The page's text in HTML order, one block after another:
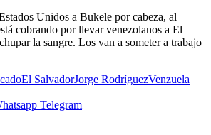
Unidos a Bukele por cabeza, al
cobrando por llevar venezolanos a El
la sangre. Los van a someter a trabajo
El SalvadorJorge RodríguezVenzuela
Telegram